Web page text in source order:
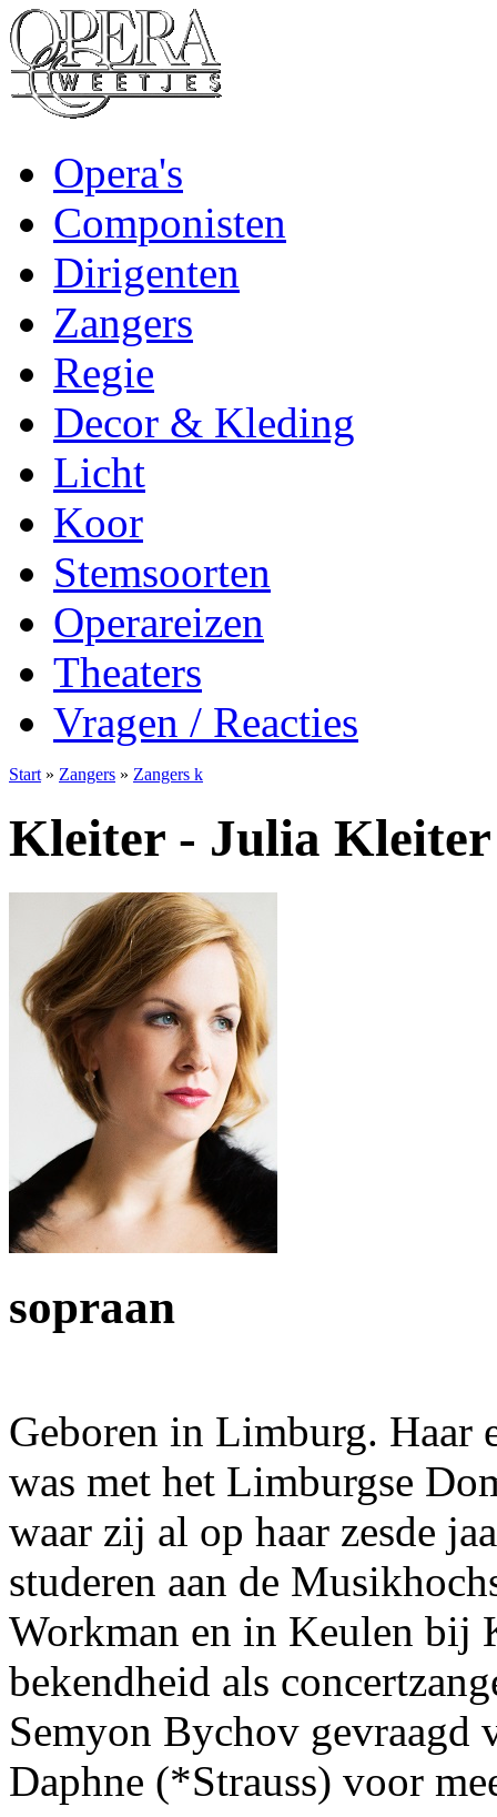
Opera's
Componisten
Dirigenten
Zangers
Regie
Decor & Kleding
Licht
Koor
Stemsoorten
Operareizen
Theaters
Vragen / Reacties
Start » Zangers » Zangers k
Kleiter - Julia Kleiter
sopraan
Geboren in Limburg. Haar
was met het Limburgse
waar zij al op haar zesde
studeren aan de
Workman en in Keulen
bekendheid als
Semyon Bychov gevraagd
Daphne (*Strauss) voor